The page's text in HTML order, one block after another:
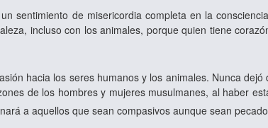
sentimiento de misericordia completa en la
incluso con los animales, porque quien tiene
hacia los seres humanos y los animales. Nunca
de los hombres y mujeres musulmanes, al haber
a aquellos que sean compasivos aunque sean